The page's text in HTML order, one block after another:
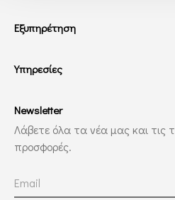
Εξυπηρέτηση
Υπηρεσίες
Newsletter
Λάβετε όλα τα νέα μας και τις
προσφορές.